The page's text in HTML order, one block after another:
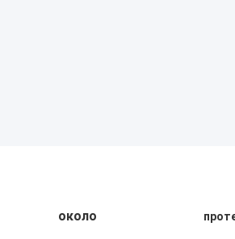
около